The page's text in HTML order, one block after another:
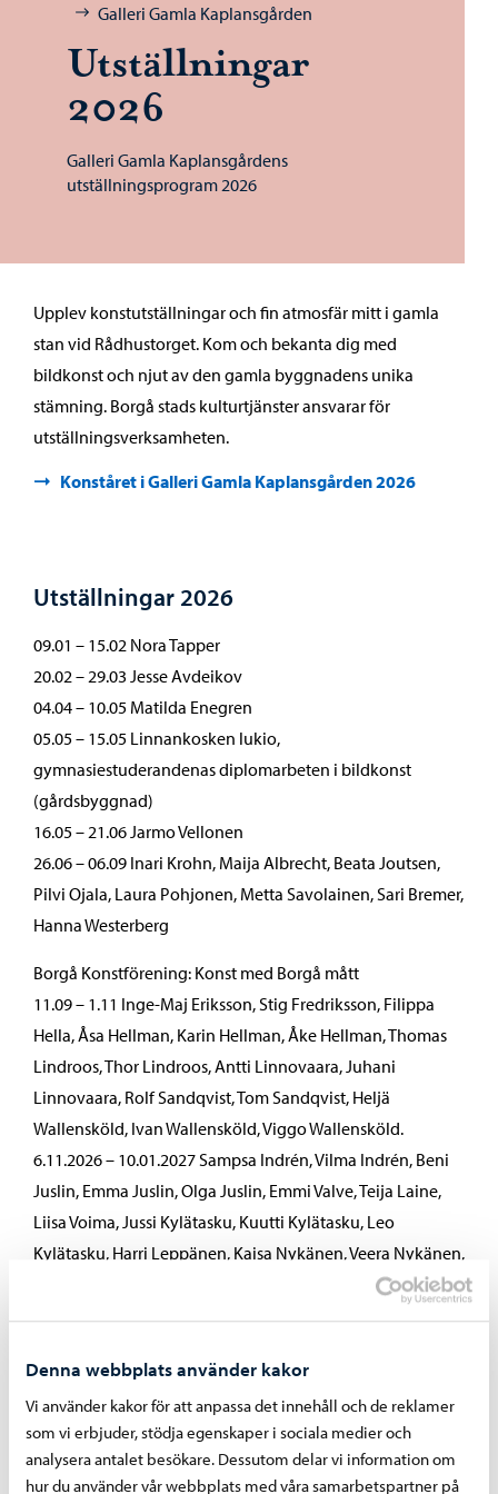
Denna webbplats använder kakor
Vi använder kakor för att anpassa det innehåll och de reklamer
som vi erbjuder, stödja egenskaper i sociala medier och
analysera antalet besökare. Dessutom delar vi information om
hur du använder vår webbplats med våra samarbetspartner på
Galleri Gamla Kaplansgården
Utställningar
2026
Galleri Gamla Kaplansgårdens
utställningsprogram 2026
Upplev konstutställningar och fin atmosfär mitt i gamla
stan vid Rådhustorget. Kom och bekanta dig med
bildkonst och njut av den gamla byggnadens unika
stämning. Borgå stads kulturtjänster ansvarar för
utställningsverksamheten.
Konståret i Galleri Gamla Kaplansgården 2026
Utställningar 2026
09.01 – 15.02 Nora Tapper
20.02 – 29.03 Jesse Avdeikov
04.04 – 10.05 Matilda Enegren
05.05 – 15.05 Linnankosken lukio,
gymnasiestuderandenas diplomarbeten i bildkonst
(gårdsbyggnad)
16.05 – 21.06 Jarmo Vellonen
26.06 – 06.09 Inari Krohn, Maija Albrecht, Beata Joutsen,
Pilvi Ojala, Laura Pohjonen, Metta Savolainen, Sari Bremer,
Hanna Westerberg
Borgå Konstförening: Konst med Borgå mått
11.09 – 1.11 Inge-Maj Eriksson, Stig Fredriksson, Filippa
Hella, Åsa Hellman, Karin Hellman, Åke Hellman, Thomas
Lindroos, Thor Lindroos, Antti Linnovaara, Juhani
Linnovaara, Rolf Sandqvist, Tom Sandqvist, Heljä
Wallensköld, Ivan Wallensköld, Viggo Wallensköld.
6.11.2026 – 10.01.2027 Sampsa Indrén, Vilma Indrén, Beni
Juslin, Emma Juslin, Olga Juslin, Emmi Valve, Teija Laine,
Liisa Voima, Jussi Kylätasku, Kuutti Kylätasku, Leo
Kylätasku, Harri Leppänen, Kaisa Nykänen, Veera Nykänen,
Evenemang 2026